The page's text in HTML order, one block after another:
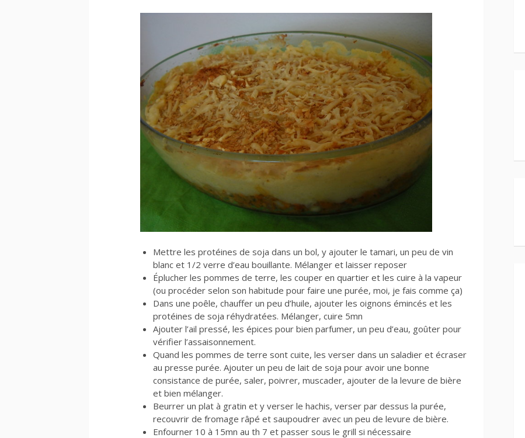
Mettre les protéines de soja dans un bol, y ajouter le tamari, un peu de vin
blanc et 1/2 verre d’eau bouillante. Mélanger et laisser reposer
Éplucher les pommes de terre, les couper en quartier et les cuire à la vapeur
(ou procéder selon son habitude pour faire une purée, moi, je fais comme ça)
Dans une poêle, chauffer un peu d’huile, ajouter les oignons émincés et les
protéines de soja réhydratées. Mélanger, cuire 5mn
Ajouter l’ail pressé, les épices pour bien parfumer, un peu d’eau, goûter pour
vérifier l’assaisonnement.
Quand les pommes de terre sont cuite, les verser dans un saladier et écraser
au presse purée. Ajouter un peu de lait de soja pour avoir une bonne
consistance de purée, saler, poivrer, muscader, ajouter de la levure de bière
et bien mélanger.
Beurrer un plat à gratin et y verser le hachis, verser par dessus la purée,
recouvrir de fromage râpé et saupoudrer avec un peu de levure de bière.
Enfourner 10 à 15mn au th 7 et passer sous le grill si nécessaire